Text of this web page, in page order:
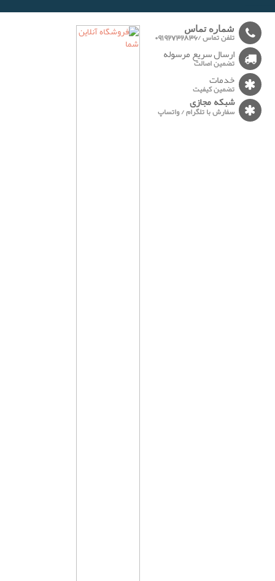
شماره تماس
تلفن تماس /09192732836
ارسال سریع مرسوله
تضمین اصالت
خدمات
تضمین کیفیت
شبکه مجازی
سفارش با تلگرام / واتساپ